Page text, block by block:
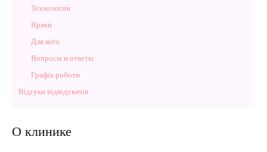
Технологии
Врачи
Для кого
Вопросы и ответы
Графік роботи
Відгуки відвідувачів
О клинике